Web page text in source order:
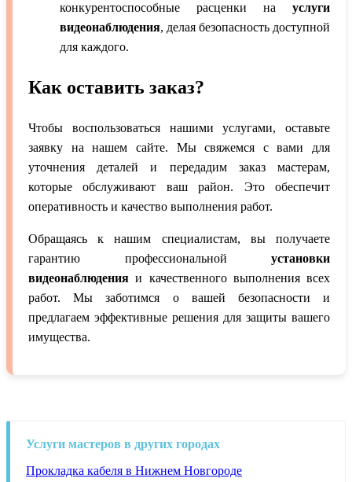
конкурентоспособные расценки на услуги
видеонаблюдения, делая безопасность доступной
для каждого.
Как оставить заказ?
Чтобы воспользоваться нашими услугами, оставьте
заявку на нашем сайте. Мы свяжемся с вами для
уточнения деталей и передадим заказ мастерам,
которые обслуживают ваш район. Это обеспечит
оперативность и качество выполнения работ.
Обращаясь к нашим специалистам, вы получаете
гарантию профессиональной установки
видеонаблюдения и качественного выполнения всех
работ. Мы заботимся о вашей безопасности и
предлагаем эффективные решения для защиты вашего
имущества.
Услуги мастеров в других городах
Прокладка кабеля в Нижнем Новгороде